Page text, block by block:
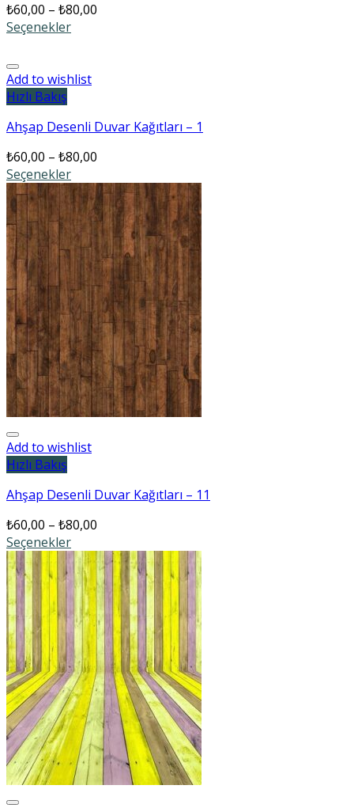
₺60,00 – ₺80,00
Seçenekler
Add to wishlist
Hızlı Bakış
Ahşap Desenli Duvar Kağıtları – 1
₺60,00 – ₺80,00
Seçenekler
Add to wishlist
Hızlı Bakış
Ahşap Desenli Duvar Kağıtları – 11
₺60,00 – ₺80,00
Seçenekler